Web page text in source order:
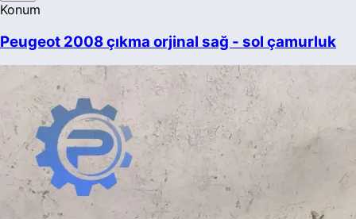
Konum
Peugeot 2008 çıkma orjinal sağ - sol çamurluk